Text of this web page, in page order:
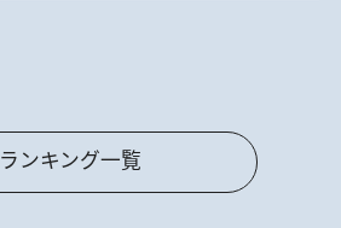
ランキング一覧